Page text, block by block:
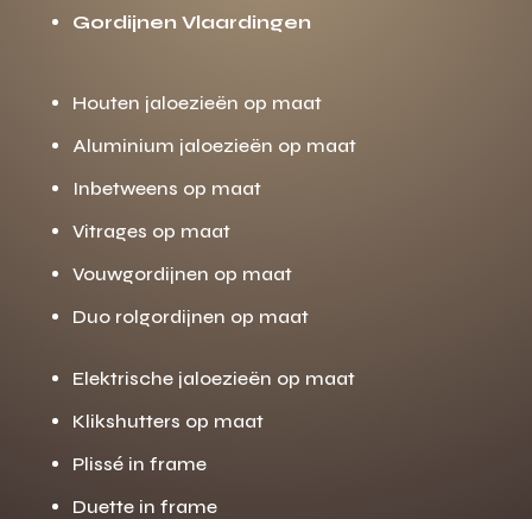
Gordijnen Vlaardingen
Houten jaloezieën op maat
Aluminium jaloezieën op maat
Inbetweens op maat
Vitrages op maat
Vouwgordijnen op maat
Duo rolgordijnen op maat
Elektrische jaloezieën op maat
Klikshutters op maat
Plissé in frame
Duette in frame